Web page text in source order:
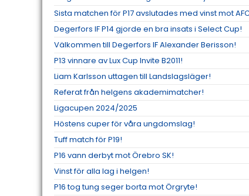
Sista matchen för P17 avslutades med vinst mot
Degerfors IF P14 gjorde en bra insats i Select Cup!
Välkommen till Degerfors IF Alexander Berisson!
P13 vinnare av Lux Cup Invite B2011!
Liam Karlsson uttagen till Landslagsläger!
Referat från helgens akademimatcher!
Ligacupen 2024/2025
Höstens cuper för våra ungdomslag!
Tuff match för P19!
P16 vann derbyt mot Örebro SK!
Vinst för alla lag i helgen!
P16 tog tung seger borta mot Örgryte!